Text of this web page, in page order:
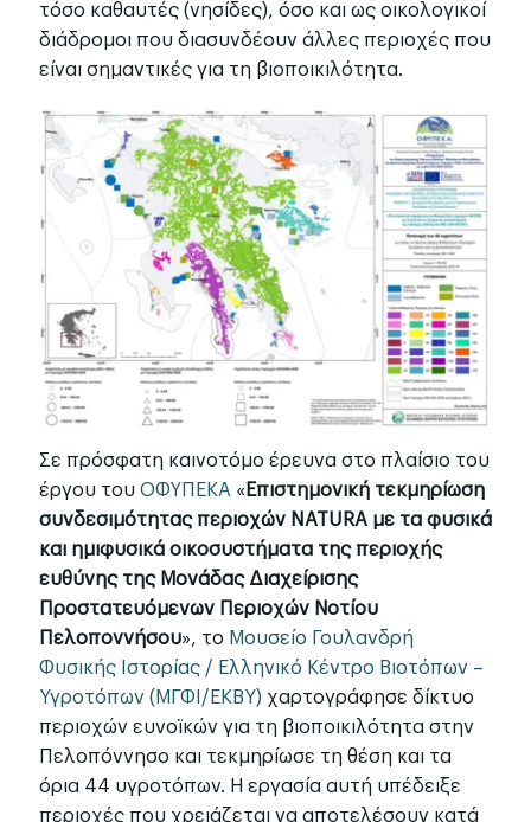
τόσο καθαυτές (νησίδες), όσο και ως οικολογικοί
διάδρομοι που διασυνδέουν άλλες περιοχές που
είναι σημαντικές για τη βιοποικιλότητα.
Σε πρόσφατη καινοτόμο έρευνα στο πλαίσιο του
έργου του ΟΦΥΠΕΚΑ « Επιστημονική τεκμηρίωση
συνδεσιμότητας περιοχών NATURA με τα φυσικά
και ημιφυσικά οικοσυστήματα της περιοχής
ευθύνης της Μονάδας Διαχείρισης
Προστατευόμενων Περιοχών Νοτίου
Πελοποννήσου», το Μουσείο Γουλανδρή
Φυσικής Ιστορίας / Ελληνικό Κέντρο Βιοτόπων –
Υγροτόπων (ΜΓΦΙ/ΕΚΒΥ) χαρτογράφησε δίκτυο
περιοχών ευνοϊκών για τη βιοποικιλότητα στην
Πελοπόννησο και τεκμηρίωσε τη θέση και τα
όρια 44 υγροτόπων. Η εργασία αυτή υπέδειξε
περιοχές που χρειάζεται να αποτελέσουν κατά